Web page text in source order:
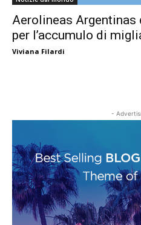
Aerolineas
per l’accumulo di
Viviana Filardi
-